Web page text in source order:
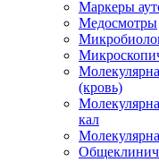
Маркеры
Медосмотры
(кровь)
кал